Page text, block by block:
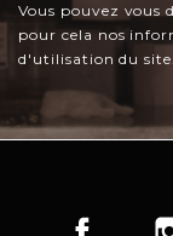
Vous pouvez vous
pour cela nos
d'utilisation du site.